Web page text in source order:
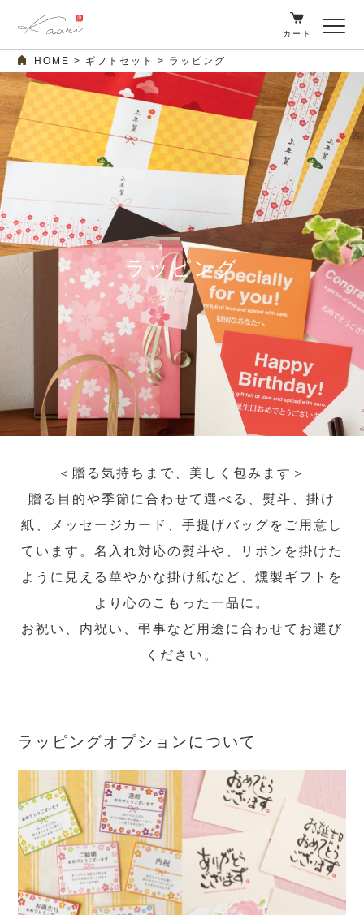
カート
HOME ギフトセット ラッピング
ラッピング
＜贈る気持ちまで、美しく包みます＞
贈る目的や季節に合わせて選べる、熨斗、掛け
紙、メッセージカード、手提げバッグをご用意し
ています。名入れ対応の熨斗や、リボンを掛けた
ように見える華やかな掛け紙など、燻製ギフトを
より心のこもった一品に。
お祝い、内祝い、弔事など用途に合わせてお選び
ください。
ラッピングオプションについて